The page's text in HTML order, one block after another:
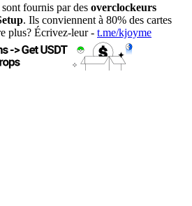
fournis par des overclockeurs
. Ils conviennent à 80% des cartes
plus? Écrivez-leur - t.me/kjoyme